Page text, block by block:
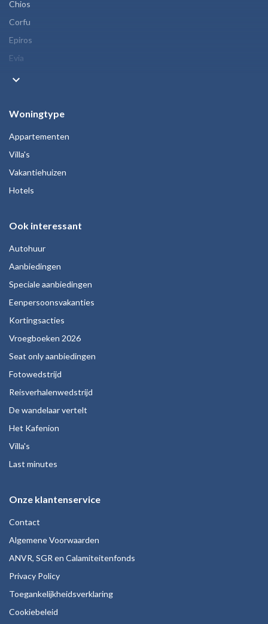
Chios
Corfu
Epiros
Evia
keyboard_arrow_down
Woningtype
Appartementen
Villa's
Vakantiehuizen
Hotels
Ook interessant
Autohuur
Aanbiedingen
Speciale aanbiedingen
Eenpersoonsvakanties
Kortingsacties
Vroegboeken 2026
Seat only aanbiedingen
Fotowedstrijd
Reisverhalenwedstrijd
De wandelaar vertelt
Het Kafenion
Villa's
Last minutes
Onze klantenservice
Contact
Algemene Voorwaarden
ANVR, SGR en Calamiteitenfonds
Privacy Policy
Toegankelijkheidsverklaring
Cookiebeleid